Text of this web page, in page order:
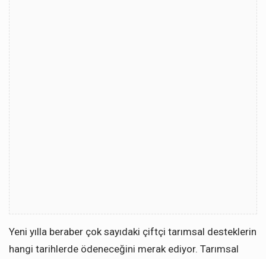
Yeni yılla beraber çok sayıdaki çiftçi tarımsal desteklerin
hangi tarihlerde ödeneceğini merak ediyor. Tarımsal